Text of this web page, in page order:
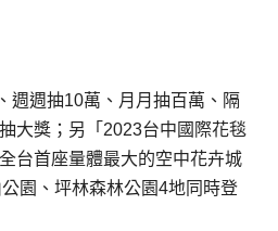
週週抽10萬、月月抽百萬、隔
大獎；另「2023台中國際花毯
台首座量體最大的空中花卉城
園、坪林森林公園4地同時登